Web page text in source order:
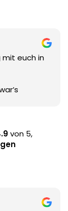
mit euch in
von 5,